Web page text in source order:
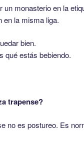
monasterio en la
en la misma liga.
bien.
qué estás bebiendo.
trapense?
no es postureo. Es